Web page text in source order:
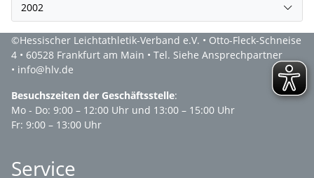
2002
©Hessischer Leichtathletik-Verband e.V. • Otto-Fleck-Schneise
4 • 60528 Frankfurt am Main • Tel. Siehe Ansprechpartner
• info@hlv.de
Besuchszeiten der Geschäftsstelle:
Mo - Do: 9:00 – 12:00 Uhr und 13:00 – 15:00 Uhr
Fr: 9:00 – 13:00 Uhr
Service